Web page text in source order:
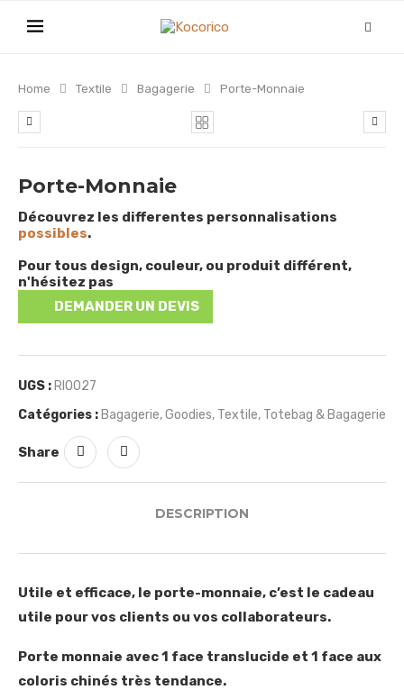
Home Textile Bagagerie Porte-Monnaie
Porte-Monnaie
Découvrez les differentes personnalisations
possibles.
Pour tous design, couleur, ou produit différent,
n'hésitez pas
DEMANDER UN DEVIS
UGS : RIO027
Catégories : Bagagerie,Goodies, Textile, Totebag & Bagagerie
Share
DESCRIPTION
Utile et efficace, le porte-monnaie, c’est le cadeau
utile pour vos clients ou vos collaborateurs.
Porte monnaie avec 1 face translucide et 1 face aux
coloris chinés très tendance.